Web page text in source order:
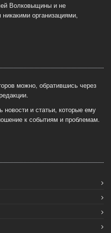
Волковыщины и не
организациями,
можно, обратившись через
новости и статьи, которые ему
к событиям и проблемам.